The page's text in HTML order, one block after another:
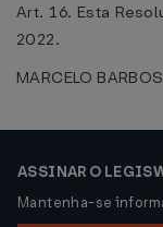
Art. 16. Esta
2022.
MARCELO
ASSINAR O
Mantenha-se